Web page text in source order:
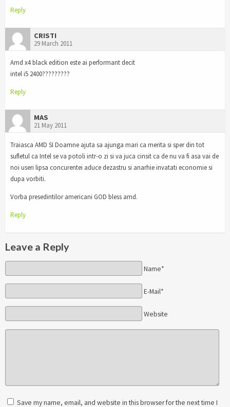
Reply
CRISTI
29 March 2011
Amd x4 black edition este ai performant decit
intel i5 2400?????????
Reply
MAS
21 May 2011
Traiasca AMD SI Doamne ajuta sa ajunga mari ca merita si sper din tot
sufletul ca Intel se va potoli intr-o zi si va juca cinsit ca de nu va fi asa vai de
noi useri lipsa concurentei aduce dezastru si anarhie invatati economie si
dupa vorbiti.
Vorba presedintilor americani GOD bless amd.
Reply
Leave a Reply
Name*
E-Mail*
Website
Save my name, email, and website in this browser for the next time I